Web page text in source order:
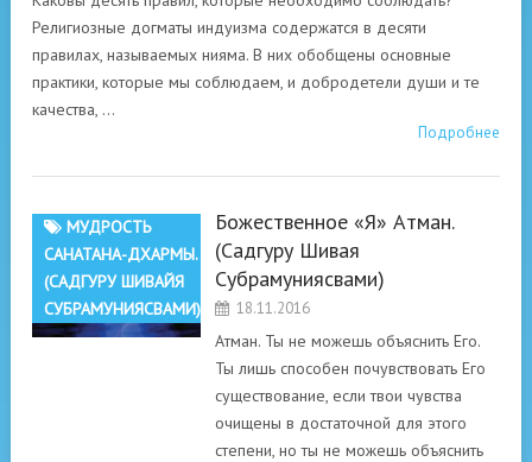
Религиозные догматы индуизма содержатся в десяти
правилах, называемых нияма. В них обобщены основные
практики, которые мы соблюдаем, и добродетели души и те
качества, …
Подробнее
МУДРОСТЬ
САНАТАНА-ДХАРМЫ.
(САДГУРУ ШИВАЙЯ
СУБРАМУНИЯСВАМИ)
Божественное «Я» Атман.
(Садгуру Шивая
Субрамуниясвами)
18.11.2016
Атман. Ты не можешь объяснить Его.
Ты лишь способен почувствовать Его
существование, если твои чувства
очищены в достаточной для этого
степени, но ты не можешь объяснить